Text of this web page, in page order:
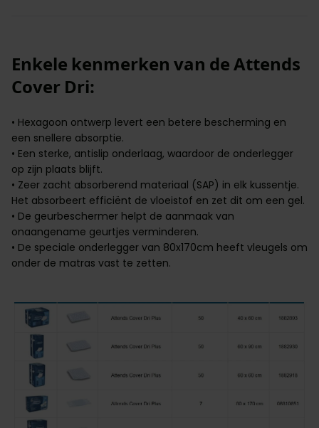
Enkele kenmerken van de Attends
Cover Dri:
• Hexagoon ontwerp levert een betere bescherming en
een snellere absorptie.
• Een sterke, antislip onderlaag, waardoor de onderlegger
op zijn plaats blijft.
• Zeer zacht absorberend materiaal (SAP) in elk kussentje.
Het absorbeert efficiënt de vloeistof en zet dit om een gel.
• De geurbeschermer helpt de aanmaak van
onaangename geurtjes verminderen.
• De speciale onderlegger van 80x170cm heeft vleugels om
onder de matras vast te zetten.